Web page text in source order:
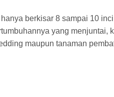
berkisar 8 sampai 10
yang menjuntai,
maupun tanaman